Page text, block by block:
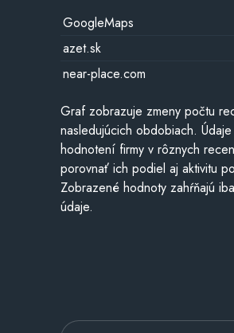
GoogleMaps
azet.sk
near-place.com
Graf zobrazuje zmeny počtu
nasledujúcich obdobiach.
hodnotení firmy v rôznych
porovnať ich podiel aj aktivitu
Zobrazené hodnoty zahŕňajú
údaje.